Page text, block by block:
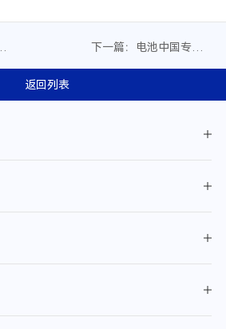
下一篇：电池中国专访丨
征程
返回列表